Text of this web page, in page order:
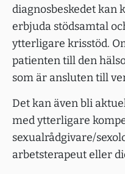
diagnosbeskedet kan
erbjuda stödsamtal
ytterligare krisstöd.
patienten till den
som är ansluten till
Det kan även bli
med ytterligare
sexualrådgivare/
arbetsterapeut eller